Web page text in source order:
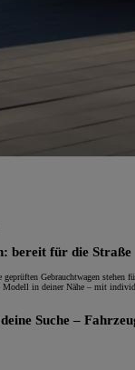
bereit für die Straße
Gebrauchtwagen stehen
Modell in deiner Nähe – mit
Suche –